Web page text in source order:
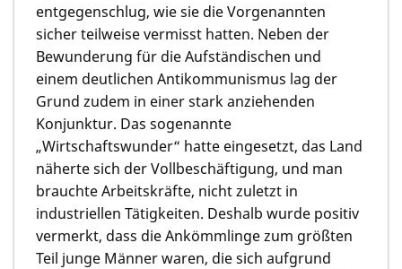
entgegenschlug, wie sie die Vorgenannten
sicher teilweise vermisst hatten. Neben der
Bewunderung für die Aufständischen und
einem deutlichen Antikommunismus lag der
Grund zudem in einer stark anziehenden
Konjunktur. Das sogenannte
„Wirtschaftswunder“ hatte eingesetzt, das Land
näherte sich der Vollbeschäftigung, und man
brauchte Arbeitskräfte, nicht zuletzt in
industriellen Tätigkeiten. Deshalb wurde positiv
vermerkt, dass die Ankömmlinge zum größten
Teil junge Männer waren, die sich aufgrund